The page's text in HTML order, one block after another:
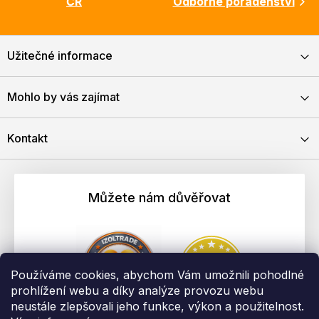
Používáme cookies, abychom Vám umožnili pohodlné
prohlížení webu a díky analýze provozu webu
neustále zlepšovali jeho funkce, výkon a použitelnost.
Užitečné informace
Mohlo by vás zajímat
Kontakt
Můžete nám důvěřovat